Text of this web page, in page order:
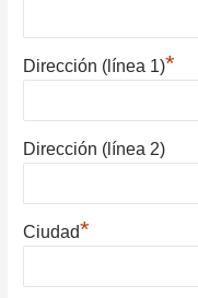
Dirección (línea 1)*
Dirección (línea 2)
Ciudad*